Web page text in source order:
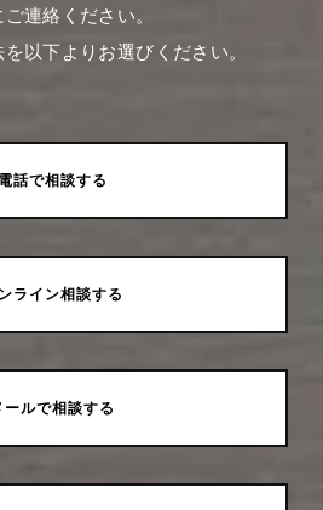
連絡ください。
以下よりお選びください。
電話で相談する
ライン相談する
ールで相談する